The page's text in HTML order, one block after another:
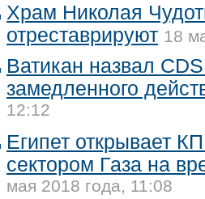
Храм Николая
отреставрируют 18
Ватикан назвал
замедленного
12:12
Египет открывает
сектором Газа на
мая 2018 года, 11:08